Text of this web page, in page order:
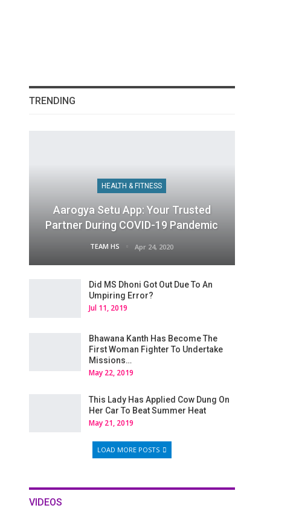
TRENDING
HEALTH & FITNESS
Aarogya Setu App: Your Trusted
Partner During COVID-19 Pandemic
TEAM HS Apr 24, 2020
Did MS Dhoni Got Out Due To An
Umpiring Error?
Jul 11, 2019
Bhawana Kanth Has Become The
First Woman Fighter To Undertake
Missions…
May 22, 2019
This Lady Has Applied Cow Dung On
Her Car To Beat Summer Heat
May 21, 2019
LOAD MORE POSTS
VIDEOS